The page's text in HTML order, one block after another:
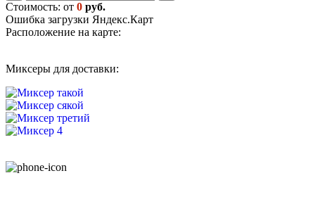
Стоимость: от 0 руб.
Ошибка загрузки Яндекс.Карт
Расположение на карте:
Миксеры для доставки: